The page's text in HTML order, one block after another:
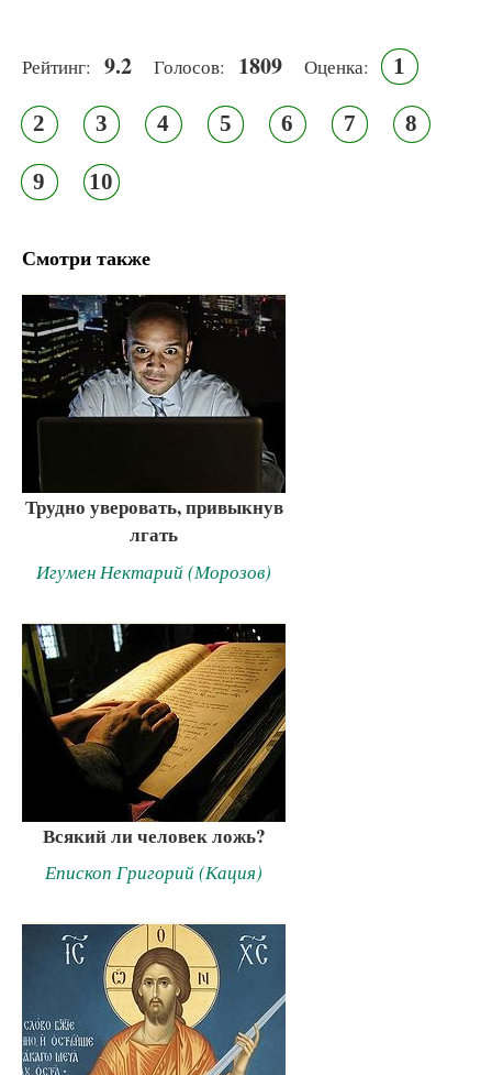
Рейтинг: 9.2 Голосов: 1809 Оценка: 1
2 3 4 5 6 7 8
9 10
Смотри также
Трудно уверовать, привыкнув
лгать
Игумен Нектарий (Морозов)
Всякий ли человек ложь?
Епископ Григорий (Кация)